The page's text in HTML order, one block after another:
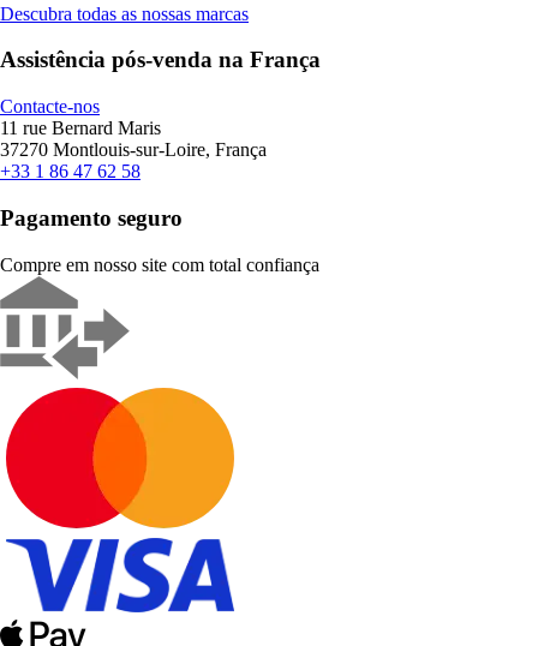
Descubra todas as nossas marcas
Assistência pós-venda na França
Contacte-nos
11 rue Bernard Maris
37270 Montlouis-sur-Loire, França
+33 1 86 47 62 58
Pagamento seguro
Compre em nosso site com total confiança